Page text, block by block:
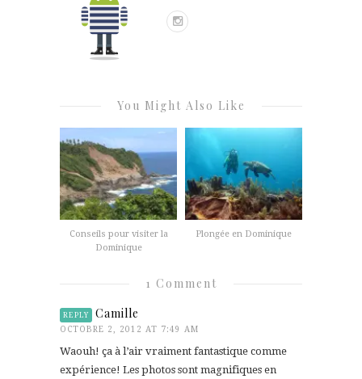
You Might Also Like
Conseils pour visiter la
Dominique
Plongée en Dominique
1 Comment
REPLY Camille
OCTOBRE 2, 2012 AT 7:49 AM
Waouh! ça à l’air vraiment fantastique comme
expérience! Les photos sont magnifiques en